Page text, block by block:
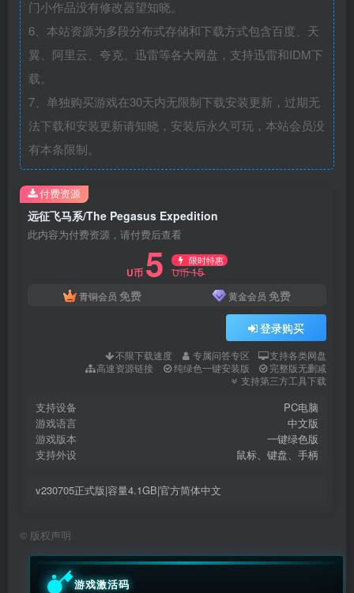
门小作品没有修改器望知晓。
6、本站资源为多段分布式存储和下载方式包含百度、天
翼、阿里云、夸克、迅雷等各大网盘，支持迅雷和IDM下
载。
7、单独购买游戏在30天内无限制下载安装更新，过期无
法下载和安装更新请知晓，安装后永久可玩，本站会员没
有本条限制。
远征飞马系/The Pegasus Expedition
此内容为付费资源，请付费后查看
U币 5 限时特惠
U币15
青铜会员 免费 黄金会员 免费
登录购买
不限下载速度 专属问答专区
支持各类网盘
高速资源链接
纯绿色一键安装版
完整版无删减
支持第三方工具下载
支持设备
PC电脑
游戏语言
中文版
游戏版本
一键绿色版
支持外设
鼠标、键盘、手柄
v230705正式版|容量4.1GB|官方简体中文
付费资源
© 版权声明
游戏激活码